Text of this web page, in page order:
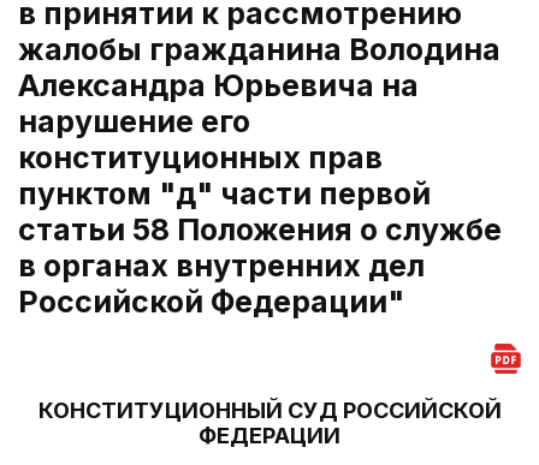
в принятии к рассмотрению
жалобы гражданина Володина
Александра Юрьевича на
нарушение его
конституционных прав
пунктом "д" части первой
статьи 58 Положения о службе
в органах внутренних дел
Российской Федерации"
КОНСТИТУЦИОННЫЙ СУД РОССИЙСКОЙ
ФЕДЕРАЦИИ